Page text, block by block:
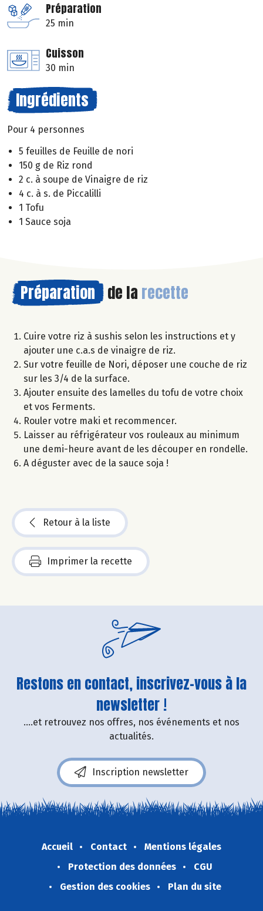
Préparation
25 min
Cuisson
30 min
Ingrédients
Pour 4 personnes
5 feuilles de Feuille de nori
150 g de Riz rond
2 c. à soupe de Vinaigre de riz
4 c. à s. de Piccalilli
1 Tofu
1 Sauce soja
Préparation de la recette
Cuire votre riz à sushis selon les instructions et y
ajouter une c.a.s de vinaigre de riz.
Sur votre feuille de Nori, déposer une couche de riz
sur les 3/4 de la surface.
Ajouter ensuite des lamelles du tofu de votre choix
et vos Ferments.
Rouler votre maki et recommencer.
Laisser au réfrigérateur vos rouleaux au minimum
une demi-heure avant de les découper en rondelle.
A déguster avec de la sauce soja !
Retour à la liste
Imprimer la recette
Restons en contact, inscrivez-vous à la
newsletter !
....et retrouvez nos offres, nos événements et nos
actualités.
Inscription newsletter
Accueil Contact
Mentions légales
Protection des données
CGU
Gestion des cookies
Plan du site